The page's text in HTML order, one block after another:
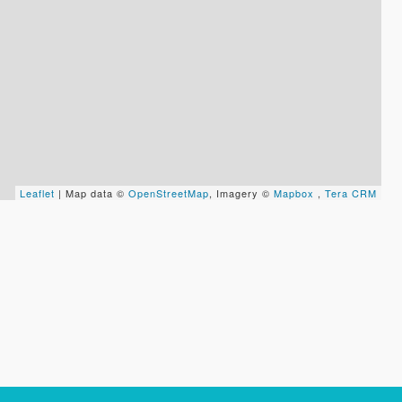
Leaflet | Map data © OpenStreetMap, Imagery © Mapbox , Tera CRM